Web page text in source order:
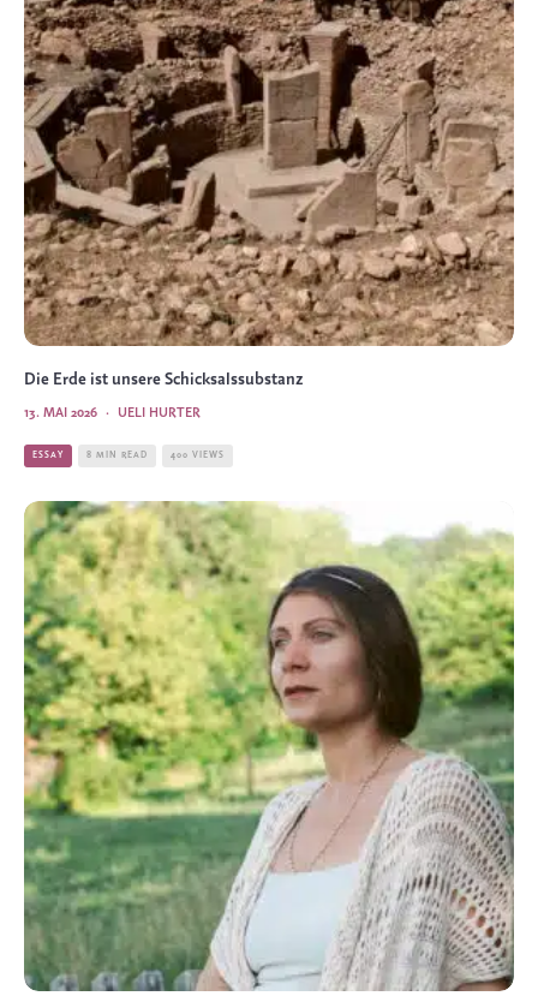
Die Erde ist unsere Schicksalssubstanz
UELI HURTER
·
13. MAI 2026
ESSAY 8 MIN READ 400 VIEWS